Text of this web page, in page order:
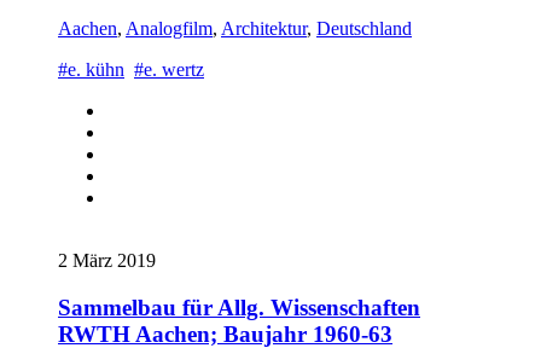
Aachen, Analogfilm, Architektur, Deutschland
#e. kühn #e. wertz
2 März 2019
Sammelbau für Allg. Wissenschaften
RWTH Aachen; Baujahr 1960-63